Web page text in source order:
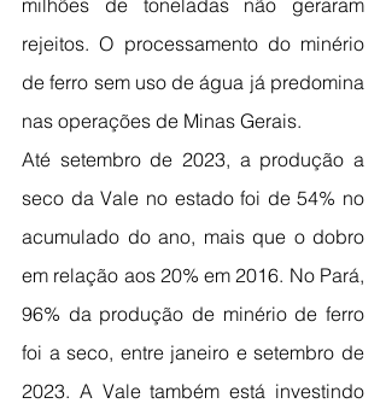
milhões de toneladas não geraram
rejeitos. O processamento do minério
de ferro sem uso de água já predomina
nas operações de Minas Gerais.
Até setembro de 2023, a produção a
seco da Vale no estado foi de 54% no
acumulado do ano, mais que o dobro
em relação aos 20% em 2016. No Pará,
96% da produção de minério de ferro
foi a seco, entre janeiro e setembro de
2023. A Vale também está investindo